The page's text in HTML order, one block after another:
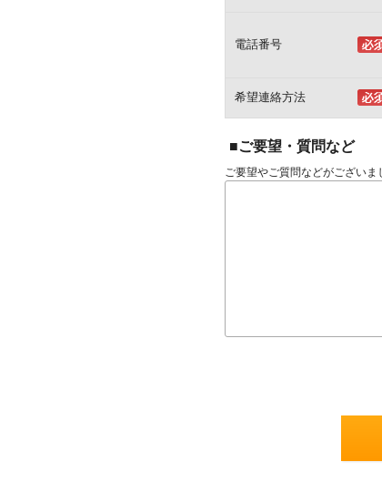
電話番号
希望連絡方法
■ご要望・質問など
ご要望やご質問などがござい